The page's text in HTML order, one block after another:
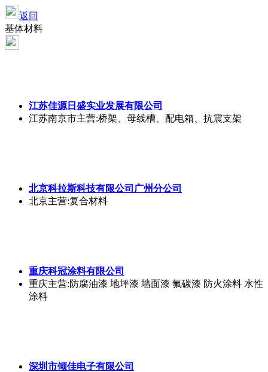
返回
基体材料
江苏佳源日盛实业发展有限公司
江苏南京市主营:桥架、母线槽、配电箱、抗震支架
北京科拉斯科技有限公司广州分公司
北京主营:复合材料
重庆科冠涂料有限公司
重庆主营:防腐油漆 地坪漆 墙面漆 氟碳漆 防火涂料 水性
涂料
深圳市倾佳电子有限公司